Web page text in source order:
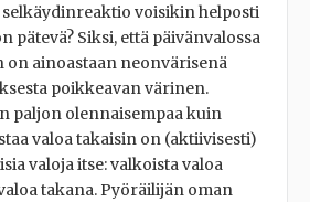
voisikin helposti
pätevä? Siksi, että päivänvalossa
on ainoastaan neonvärisenä
poikkeavan värinen.
paljon olennaisempaa kuin
valoa takaisin on (aktiivisesti)
valoja itse: valkoista valoa
takana. Pyöräilijän oman